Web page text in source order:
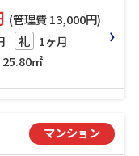
(管理費 13,000円)
礼 1ヶ月
㎡
マンション